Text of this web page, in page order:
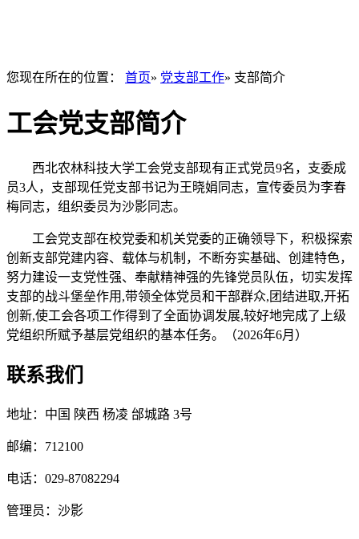
您现在所在的位置： 首页» 党支部工作» 支部简介
工会党支部简介
西北农林科技大学工会党支部现有正式党员9名，支委成
员3人，支部现任党支部书记为王晓娟同志，宣传委员为李春
梅同志，组织委员为沙影同志。
工会党支部在校党委和机关党委的正确领导下，积极探索
创新支部党建内容、载体与机制，不断夯实基础、创建特色，
努力建设一支党性强、奉献精神强的先锋党员队伍，切实发挥
支部的战斗堡垒作用,带领全体党员和干部群众,团结进取,开拓
创新,使工会各项工作得到了全面协调发展,较好地完成了上级
党组织所赋予基层党组织的基本任务。（2026年6月）
联系我们
地址：中国 陕西 杨凌 邰城路 3号
邮编：712100
电话：029-87082294
管理员：沙影